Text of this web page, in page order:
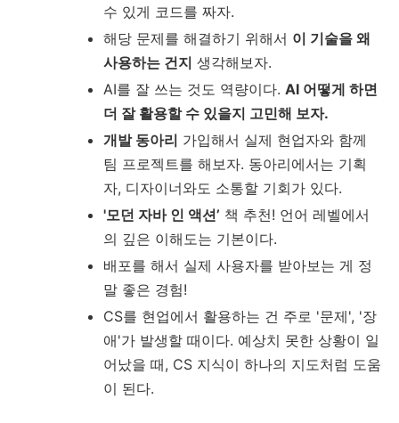
수 있게 코드를 짜자.
해당 문제를 해결하기 위해서 이 기술을 왜
사용하는 건지 생각해보자.
AI를 잘 쓰는 것도 역량이다. AI 어떻게 하면
더 잘 활용할 수 있을지 고민해 보자.
개발 동아리 가입해서 실제 현업자와 함께
팀 프로젝트를 해보자. 동아리에서는 기획
자, 디자이너와도 소통할 기회가 있다.
'모던 자바 인 액션’ 책 추천! 언어 레벨에서
의 깊은 이해도는 기본이다.
배포를 해서 실제 사용자를 받아보는 게 정
말 좋은 경험!
CS를 현업에서 활용하는 건 주로 '문제', '장
애'가 발생할 때이다. 예상치 못한 상황이 일
어났을 때, CS 지식이 하나의 지도처럼 도움
이 된다.